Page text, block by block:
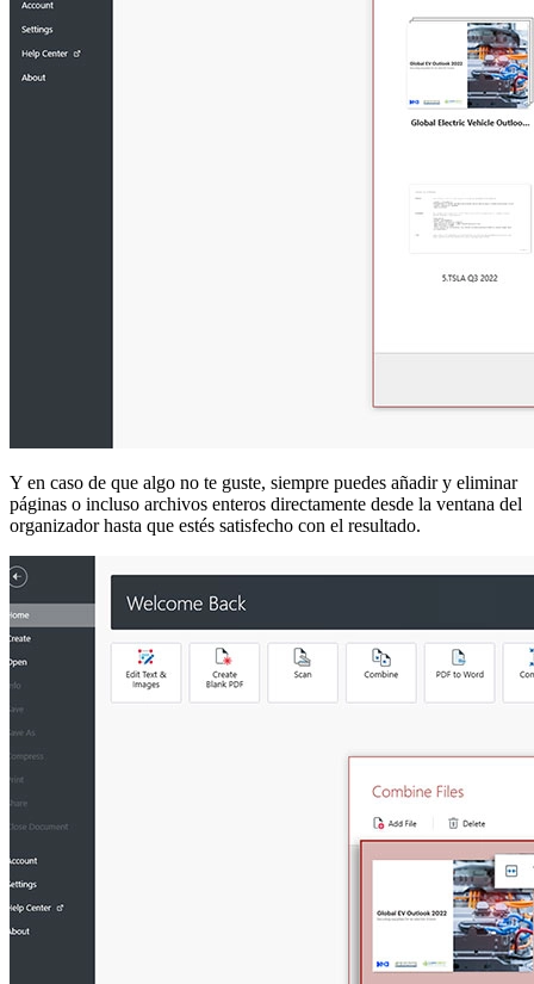
Y en caso de que algo no te guste, siempre puedes añadir y eliminar
páginas o incluso archivos enteros directamente desde la ventana del
organizador hasta que estés satisfecho con el resultado.